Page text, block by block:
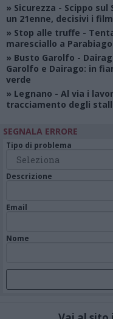
» Sicurezza - Scippo sul
un 21enne, decisivi i
» Stop alle truffe -
maresciallo a Parabiago
» Busto Garolfo -
Garolfo e Dairago: in
verde
» Legnano - Al via i
tracciamento degli
SEGNALA ERRORE
Tipo di problema
Descrizione
Email
Nome